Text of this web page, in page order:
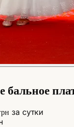
бальное
за сутки